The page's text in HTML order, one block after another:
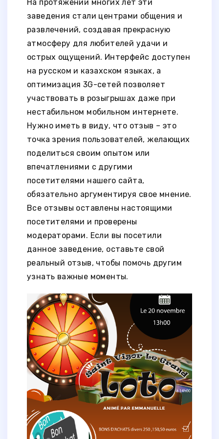
На протяжении многих лет эти
заведения стали центрами общения и
развлечений, создавая прекрасную
атмосферу для любителей удачи и
острых ощущений. Интерфейс доступен
на русском и казахском языках, а
оптимизация 3G-сетей позволяет
участвовать в розыгрышах даже при
нестабильном мобильном интернете.
Нужно иметь в виду, что отзыв – это
точка зрения пользователей, желающих
поделиться своим опытом или
впечатлениями с другими
посетителями нашего сайта,
обязательно аргументируя свое мнение.
Все отзывы оставлены настоящими
посетителями и проверены
модераторами. Если вы посетили
данное заведение, оставьте свой
реальный отзыв, чтобы помочь другим
узнать важные моменты.